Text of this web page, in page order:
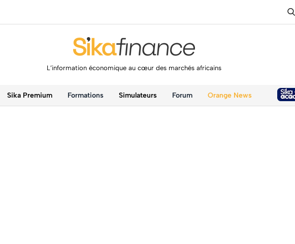
L’information économique au cœur des marchés africains
Sika Premium Formations Simulateurs Forum Orange News